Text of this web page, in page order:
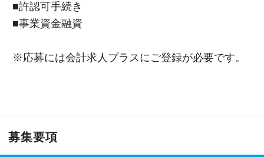
■許認可手続き
■事業資金融資
※応募には会計求人プラスにご登録が必要です。
募集要項